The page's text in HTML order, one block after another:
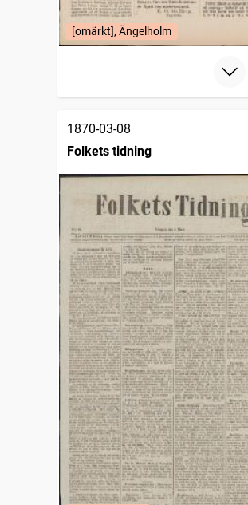
[omärkt], Ängelholm
1870-03-08
Folkets tidning